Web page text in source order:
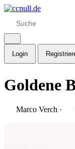
Login
Goldene
Marco Verch ·